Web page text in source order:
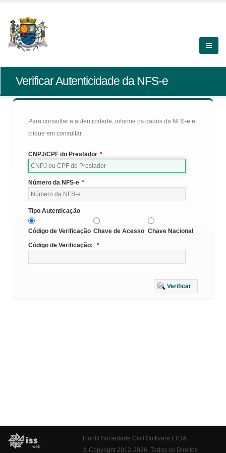
Verificar Autenticidade da NFS-e
Para consultar a autenticidade, informe os dados da NFS-e e
clique em consultar.
CNPJ/CPF do Prestador *
Número da NFS-e *
Tipo Autenticação
Código de Verificação Chave de Acesso Chave Nacional
Código de Verificação:
*
Verificar
Fiorilli Sociedade Civil Software LTDA
© Copyright 2012-2026. Todos os Direitos